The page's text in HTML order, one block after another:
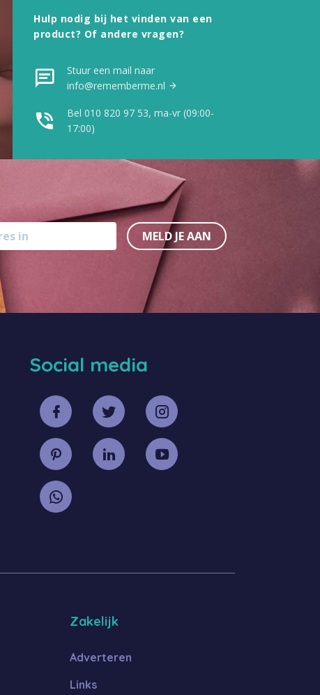
Hulp nodig bij het vinden van een
product? Of andere vragen?
Stuur een mail naar
info@rememberme.nl
Bel 010 820 97 53, ma-vr (09:00-
17:00)
MELD JE AAN
Social media
Zakelijk
Adverteren
Links